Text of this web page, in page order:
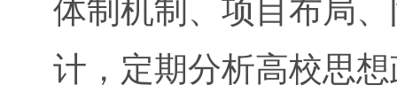
体制机制、项目布局
计，定期分析高校思